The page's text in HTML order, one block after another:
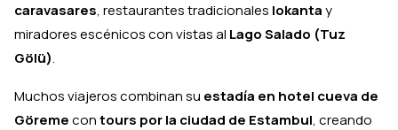
caravasares, restaurantes tradicionales lokantay
miradores escénicos con vistas al Lago Salado (Tuz
Gölü).
Muchos viajeros combinan su estadía en hotel cueva de
Göremecontours por la ciudad de Estambul, creando